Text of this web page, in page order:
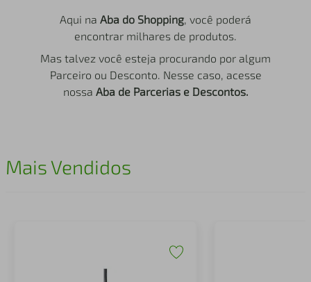
Aqui na Aba do Shopping, você poderá
encontrar milhares de produtos.
Mas talvez você esteja procurando por algum
Parceiro ou Desconto. Nesse caso, acesse
nossa Aba de Parcerias e Descontos.
Mais Vendidos